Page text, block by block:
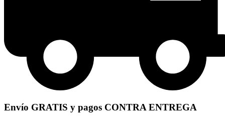
Envío GRATIS y pagos CONTRA ENTREGA